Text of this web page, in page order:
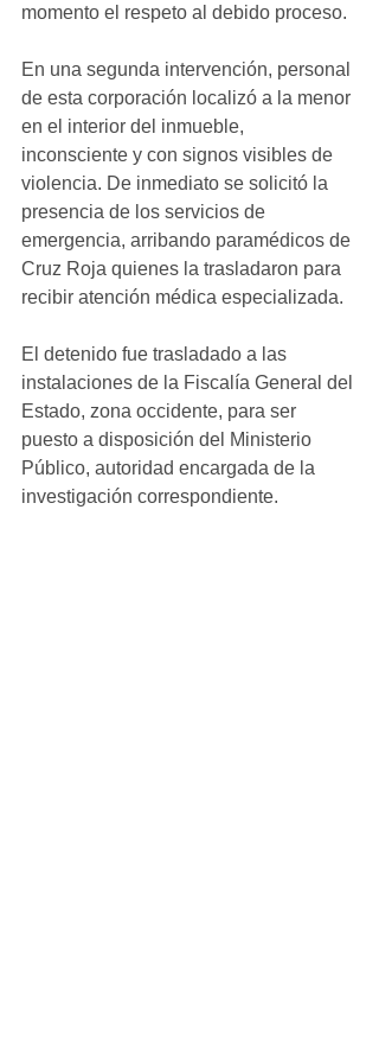
momento el respeto al debido proceso.
En una segunda intervención, personal
de esta corporación localizó a la menor
en el interior del inmueble,
inconsciente y con signos visibles de
violencia. De inmediato se solicitó la
presencia de los servicios de
emergencia, arribando paramédicos de
Cruz Roja quienes la trasladaron para
recibir atención médica especializada.
El detenido fue trasladado a las
instalaciones de la Fiscalía General del
Estado, zona occidente, para ser
puesto a disposición del Ministerio
Público, autoridad encargada de la
investigación correspondiente.